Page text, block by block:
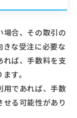
場合、その取引の
な受注に必要な
れば、手数料を支
す。
用であれば、手数
る可能性があり